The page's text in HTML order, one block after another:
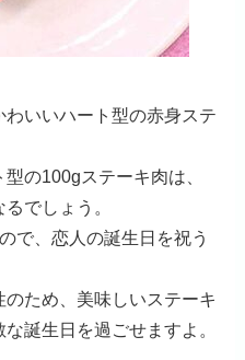
いいハート型の赤身ステ
の100gステーキ肉は、
でしょう。
で、恋人の誕生日を祝う
ため、美味しいステーキ
誕生日を過ごせますよ。